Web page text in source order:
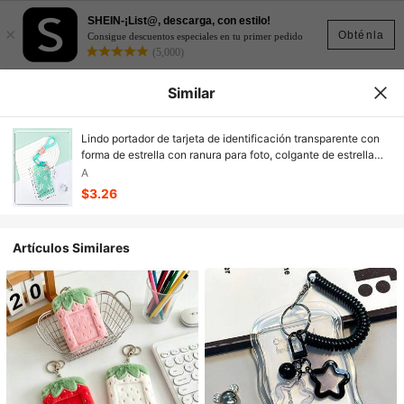
Obténla
×
SHEIN-¡List@, descarga, con estilo!
Consigue descuentos especiales en tu primer pedido
(5,000)
Similar
Lindo portador de tarjeta de identificación transparente con
forma de estrella con ranura para foto, colgante de estrella
hueca, cuerda trenzada y cubierta deslizante, esencial
escolar, útiles para volver a la escuela, portador de tarjeta
A
$3.26
Artículos Similares